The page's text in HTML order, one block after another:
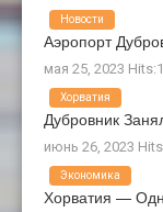
Аэропорт
мая 25, 2023
Новости
Дубровник
июнь 26, 2023
Хорватия
Хорватия —
Экономика